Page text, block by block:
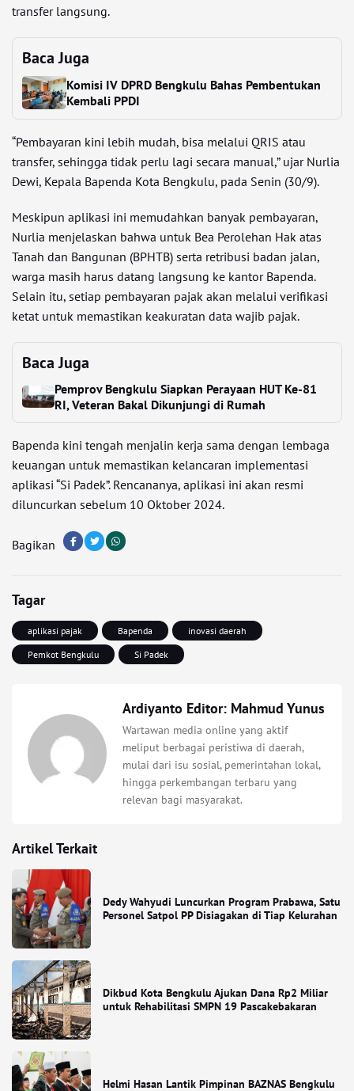
transfer langsung.
Baca Juga
Komisi IV DPRD Bengkulu Bahas Pembentukan
Kembali PPDI
“Pembayaran kini lebih mudah, bisa melalui QRIS atau
transfer, sehingga tidak perlu lagi secara manual,” ujar Nurlia
Dewi, Kepala Bapenda Kota Bengkulu, pada Senin (30/9).
Meskipun aplikasi ini memudahkan banyak pembayaran,
Nurlia menjelaskan bahwa untuk Bea Perolehan Hak atas
Tanah dan Bangunan (BPHTB) serta retribusi badan jalan,
warga masih harus datang langsung ke kantor Bapenda.
Selain itu, setiap pembayaran pajak akan melalui verifikasi
ketat untuk memastikan keakuratan data wajib pajak.
Baca Juga
Pemprov Bengkulu Siapkan Perayaan HUT Ke-81
RI, Veteran Bakal Dikunjungi di Rumah
Bapenda kini tengah menjalin kerja sama dengan lembaga
keuangan untuk memastikan kelancaran implementasi
aplikasi “Si Padek”. Rencananya, aplikasi ini akan resmi
diluncurkan sebelum 10 Oktober 2024.
Bagikan
Tagar
aplikasi pajak Bapenda
inovasi daerah
Pemkot Bengkulu
Si Padek
Ardiyanto Editor: Mahmud Yunus
Wartawan media online yang aktif
meliput berbagai peristiwa di daerah,
mulai dari isu sosial, pemerintahan lokal,
hingga perkembangan terbaru yang
relevan bagi masyarakat.
Artikel Terkait
Dedy Wahyudi Luncurkan Program Prabawa, Satu
Personel Satpol PP Disiagakan di Tiap Kelurahan
Dikbud Kota Bengkulu Ajukan Dana Rp2 Miliar
untuk Rehabilitasi SMPN 19 Pascakebakaran
Helmi Hasan Lantik Pimpinan BAZNAS Bengkulu